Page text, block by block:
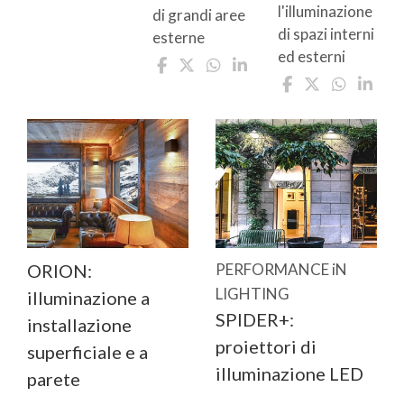
di grandi aree
esterne
l'illuminazione
di spazi interni
ed esterni
ORION:
illuminazione a
installazione
superficiale e a
parete
PERFORMANCE iN
LIGHTING
SPIDER+:
proiettori di
illuminazione LED